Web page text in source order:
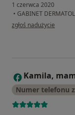
1 czerwca 2020
• GABINET
w opinii użytkownika
zgłoś nadużycie
K Kamila,
Numer telefonu